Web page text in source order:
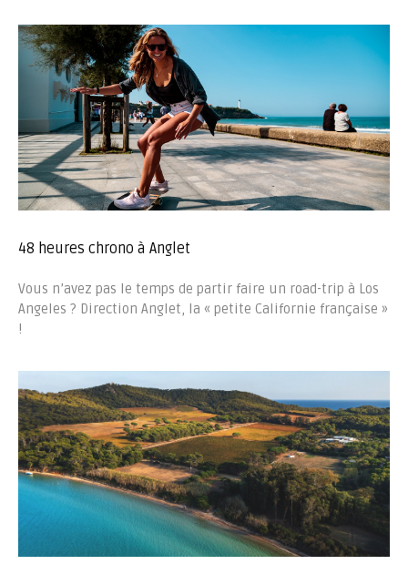
48 heures chrono à Anglet
Vous n’avez pas le temps de partir faire un road-trip à Los
Angeles ? Direction Anglet, la « petite Californie française »
!